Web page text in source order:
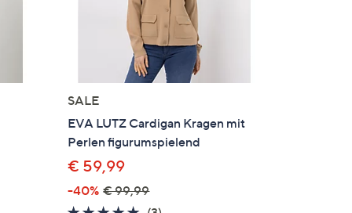
SALE
EVA LUTZ Cardigan Kragen mit
Perlen figurumspielend
€ 59,99
-40% € 99,99